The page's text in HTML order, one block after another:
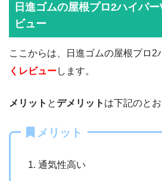
日進ゴムの屋根プロ2ハイパ
ビュー
ここからは、日進ゴムの屋根プロ2
くレビューします。
メリット と デメリット は下記のとお
メリット
通気性高い